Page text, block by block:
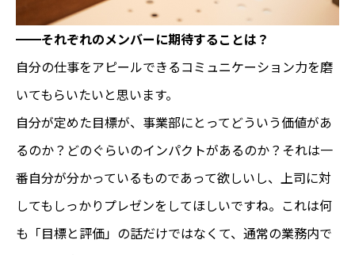
━━それぞれのメンバーに期待することは？
自分の仕事をアピールできるコミュニケーション力を磨
いてもらいたいと思います。
自分が定めた目標が、事業部にとってどういう価値があ
るのか？どのぐらいのインパクトがあるのか？それは一
番自分が分かっているものであって欲しいし、上司に対
してもしっかりプレゼンをしてほしいですね。これは何
も「目標と評価」の話だけではなくて、通常の業務内で